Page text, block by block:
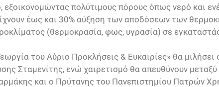
πολύτιμους πόρους όπως νερό και
έως και 30% αύξηση των αποδόσεων των
(θερμοκρασία, φως, υγρασία) σε
του Αύριο Προκλήσεις & Ευκαιρίες» θα
Σταμενίτης, ενώ χαιρετισμό θα απευθύνουν
και ο Πρύτανης του Πανεπιστημίου Πατρών